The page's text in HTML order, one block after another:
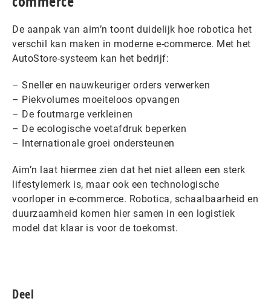
De aanpak van aim’n toont duidelijk hoe robotica het
verschil kan maken in moderne e-commerce. Met het
AutoStore-systeem kan het bedrijf:
– Sneller en nauwkeuriger orders verwerken
– Piekvolumes moeiteloos opvangen
– De foutmarge verkleinen
– De ecologische voetafdruk beperken
– Internationale groei ondersteunen
Aim’n laat hiermee zien dat het niet alleen een sterk
lifestylemerk is, maar ook een technologische
voorloper in e-commerce. Robotica, schaalbaarheid en
duurzaamheid komen hier samen in een logistiek
model dat klaar is voor de toekomst.
Deel